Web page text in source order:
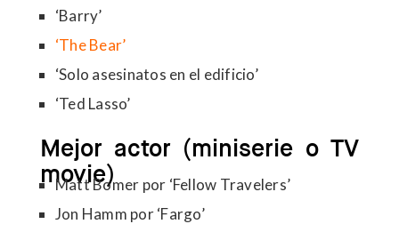
‘Barry’
‘The Bear’
‘Solo asesinatos en el edificio’
‘Ted Lasso’
Mejor actor (miniserie o TV
movie)
Matt Bomer por ‘Fellow Travelers’
Jon Hamm por ‘Fargo’